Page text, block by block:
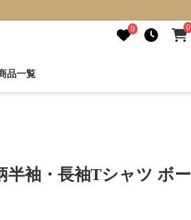
0 0
品一覧
半袖・長袖Tシャツ ボー